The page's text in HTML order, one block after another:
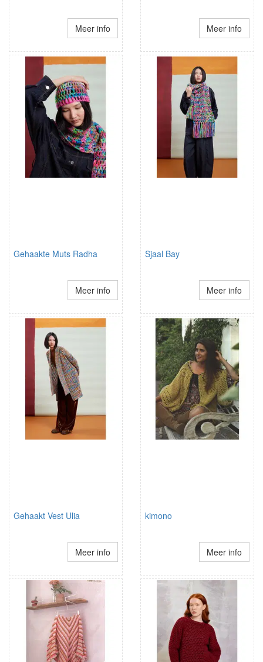
Meer info Meer info
Gehaakte Muts Radha
Meer info
Sjaal Bay
Meer info
Gehaakt Vest Ulia
Meer info
kimono
Meer info